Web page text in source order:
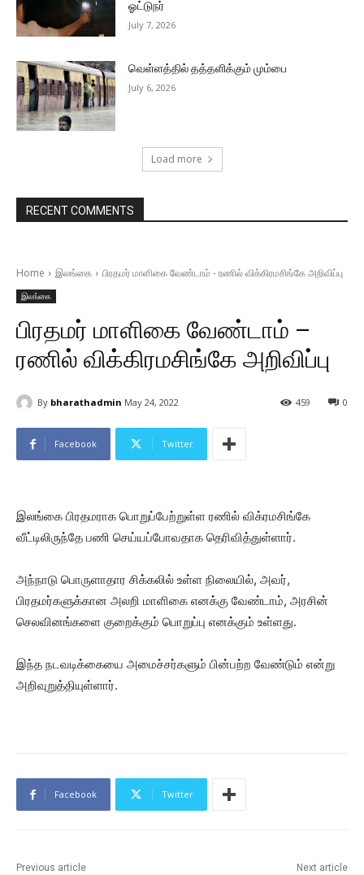
ஓட்டுநர்
July 7, 2026
வெள்ளத்தில் தத்தளிக்கும் மும்பை
July 6, 2026
Load more
RECENT COMMENTS